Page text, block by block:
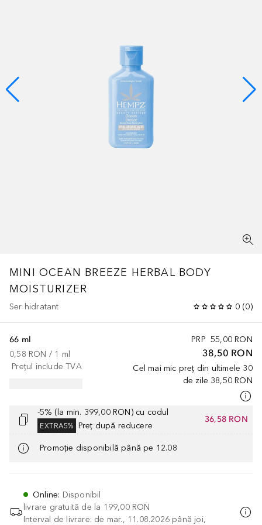
MINI OCEAN BREEZE HERBAL BODY
MOISTURIZER
Ser hidratant 0 (0)
PRP 55,00 RON
38,50 RON
Cel mai mic preț din ultimele 30
de zile 38,50 RON
66 ml
0,58 RON / 1 ml
Prețul include TVA
-5% (la min. 399,00 RON) cu codul
EXTRA5% Preț după reducere
36,58 RON
Promoție disponibilă până pe 12.08
Online: Disponibil
livrare gratuită de la 199,00 RON
Interval de livrare: de mar., 11.08.2026 până joi,